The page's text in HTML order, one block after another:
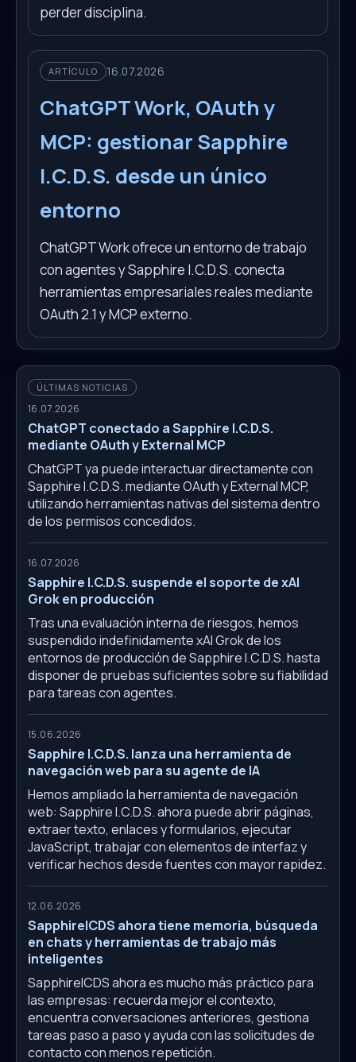
perder disciplina.
ARTÍCULO 16.07.2026
ChatGPT Work, OAuth y
MCP: gestionar Sapphire
I.C.D.S. desde un único
entorno
ChatGPT Work ofrece un entorno de trabajo
con agentes y Sapphire I.C.D.S. conecta
herramientas empresariales reales mediante
OAuth 2.1 y MCP externo.
ÚLTIMAS NOTICIAS
16.07.2026
ChatGPT conectado a Sapphire I.C.D.S.
mediante OAuth y External MCP
ChatGPT ya puede interactuar directamente con
Sapphire I.C.D.S. mediante OAuth y External MCP,
utilizando herramientas nativas del sistema dentro
de los permisos concedidos.
16.07.2026
Sapphire I.C.D.S. suspende el soporte de xAI
Grok en producción
Tras una evaluación interna de riesgos, hemos
suspendido indefinidamente xAI Grok de los
entornos de producción de Sapphire I.C.D.S. hasta
disponer de pruebas suficientes sobre su fiabilidad
para tareas con agentes.
15.06.2026
Sapphire I.C.D.S. lanza una herramienta de
navegación web para su agente de IA
Hemos ampliado la herramienta de navegación
web: Sapphire I.C.D.S. ahora puede abrir páginas,
extraer texto, enlaces y formularios, ejecutar
JavaScript, trabajar con elementos de interfaz y
verificar hechos desde fuentes con mayor rapidez.
12.06.2026
SapphireICDS ahora tiene memoria, búsqueda
en chats y herramientas de trabajo más
inteligentes
SapphireICDS ahora es mucho más práctico para
las empresas: recuerda mejor el contexto,
encuentra conversaciones anteriores, gestiona
tareas paso a paso y ayuda con las solicitudes de
contacto con menos repetición.